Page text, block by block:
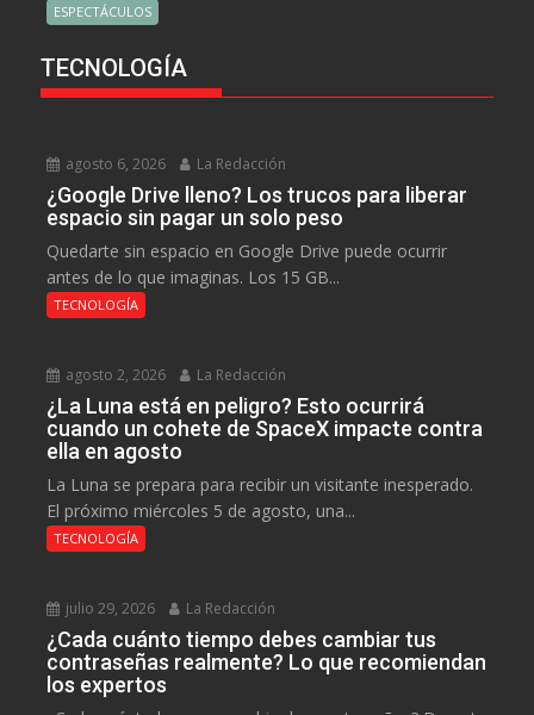
ESPECTÁCULOS
TECNOLOGÍA
agosto 6, 2026 La Redacción
¿Google Drive lleno? Los trucos para liberar
espacio sin pagar un solo peso
Quedarte sin espacio en Google Drive puede ocurrir
antes de lo que imaginas. Los 15 GB...
TECNOLOGÍA
agosto 2, 2026 La Redacción
¿La Luna está en peligro? Esto ocurrirá
cuando un cohete de SpaceX impacte contra
ella en agosto
La Luna se prepara para recibir un visitante inesperado.
El próximo miércoles 5 de agosto, una...
TECNOLOGÍA
julio 29, 2026 La Redacción
¿Cada cuánto tiempo debes cambiar tus
contraseñas realmente? Lo que recomiendan
los expertos